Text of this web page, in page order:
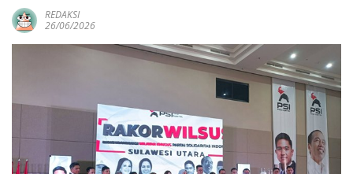
REDAKSI
26/06/2026